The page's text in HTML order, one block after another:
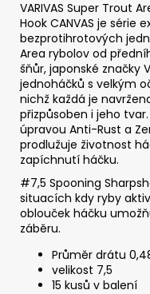
VARIVAS Super Trout
Hook CANVAS je série
bezprotihrotových
Area rybolov od
šňůr, japonské značky
jednoháčků s velkým
nichž každá je
přizpůsoben i jeho
úpravou Anti-Rust a
prodlužuje životnost
zapíchnutí háčku.
#7,5 Spooning
situacích kdy ryby
oblouček háčku
záběru.
Průměr drátu
velikost 7,5
15 kusů v balení
5
KS,
3
G
69
Kč